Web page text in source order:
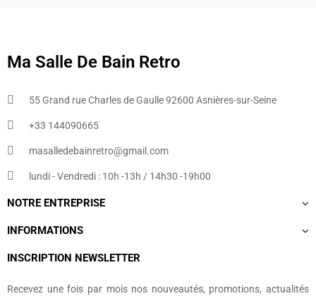
Ma Salle De Bain Retro
55 Grand rue Charles de Gaulle 92600 Asnières-sur-Seine
+33 144090665​
masalledebainretro@gmail.com
lundi - Vendredi : 10h -13h / 14h30 -19h00
NOTRE ENTREPRISE
INFORMATIONS
INSCRIPTION NEWSLETTER
Recevez une fois par mois nos nouveautés, promotions, actualités